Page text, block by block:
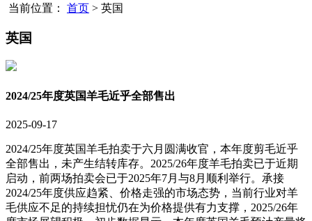
当前位置： 首页 > 英国
英国
2024/25年度英国羊毛近乎全部售出
2025-09-17
2024/25年度英国羊毛拍卖于六月圆满收官，本年度剪毛近乎
全部售出，未产生结转库存。2025/26年度羊毛拍卖已于近期
启动，前两场拍卖会已于2025年7月与8月顺利举行。承接
2024/25年度供应趋紧、价格走强的市场态势，当前行业对羊
毛供应不足的持续担忧仍在为价格提供有力支撑，2025/26年